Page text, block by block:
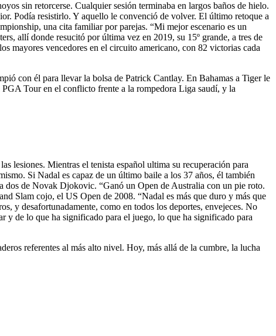
sin retorcerse. Cualquier sesión terminaba en largos baños de hielo.
Podía resistirlo. Y aquello le convenció de volver. El último retoque a
una cita familiar por parejas. “Mi mejor escenario es un
allí donde resucitó por última vez en 2019, su 15º grande, a tres de
mayores vencedores en el circuito americano, con 82 victorias cada
con él para llevar la bolsa de Patrick Cantlay. En Bahamas a Tiger le
Tour en el conflicto frente a la rompedora Liga saudí, y la
lesiones. Mientras el tenista español ultima su recuperación para
Si Nadal es capaz de un último baile a los 37 años, él también
dos de Novak Djokovic. “Ganó un Open de Australia con un pie roto.
Slam cojo, el US Open de 2008. “Nadal es más que duro y más que
y desafortunadamente, como en todos los deportes, envejeces. No
y de lo que ha significado para el juego, lo que ha significado para
referentes al más alto nivel. Hoy, más allá de la cumbre, la lucha